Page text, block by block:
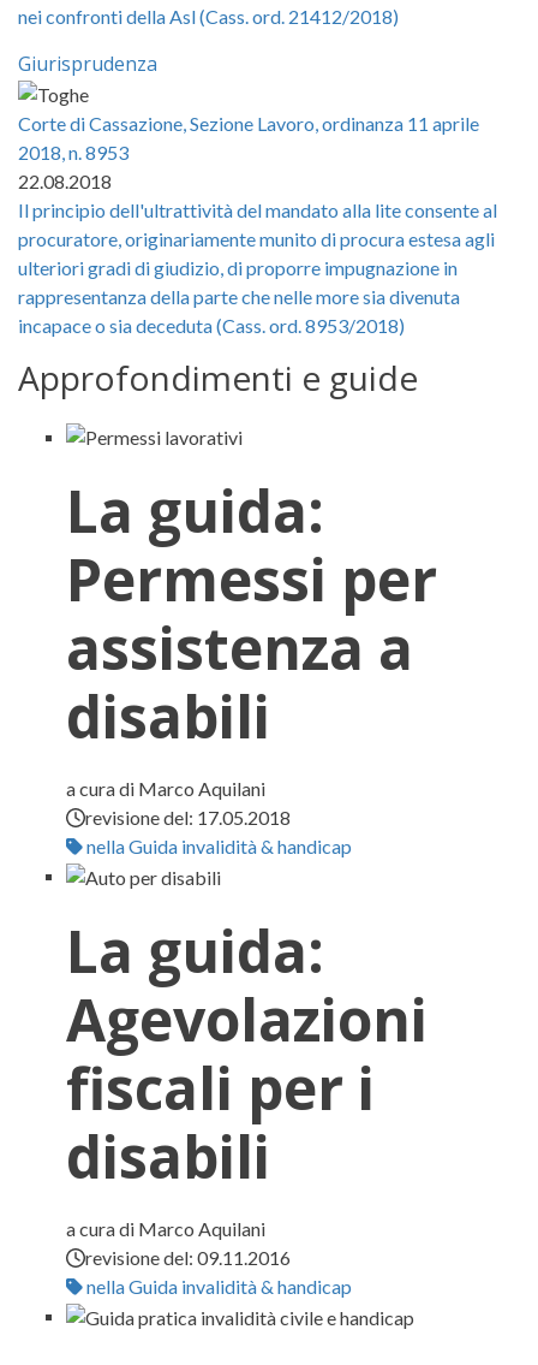
nei confronti della Asl (Cass. ord. 21412/2018)
Giurisprudenza
Corte di Cassazione, Sezione Lavoro, ordinanza 11 aprile
2018, n. 8953
22.08.2018
Il principio dell'ultrattività del mandato alla lite consente al
procuratore, originariamente munito di procura estesa agli
ulteriori gradi di giudizio, di proporre impugnazione in
rappresentanza della parte che nelle more sia divenuta
incapace o sia deceduta (Cass. ord. 8953/2018)
Approfondimenti e guide
La guida:
Permessi per
assistenza a
disabili
a cura di Marco Aquilani
revisione del: 17.05.2018
nella Guida invalidità & handicap
La guida:
Agevolazioni
fiscali per i
disabili
a cura di Marco Aquilani
revisione del: 09.11.2016
nella Guida invalidità & handicap